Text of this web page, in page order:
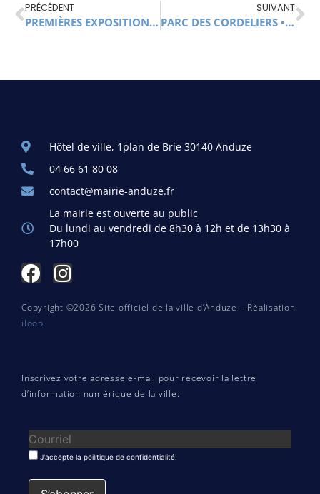
PRÉCÉDENT
PREMIÈRES EXPOSITIONS DE LA SAISON • SALLE UGOLIN
SUIVANT
PARC DES CORDELIERS • DES ARBRES MENAÇANT LA SÉCURITÉ DES PROMENEURS ONT DU ÊTRE ABATTUS
Hôtel de ville, 1plan de Brie 30140 Anduze
04 66 61 80 08
contact@mairie-anduze.fr
La mairie est ouverte au public
Du lundi au vendredi de 8h30 à 12h et de 13h30 à
17h00
Copyright ©2026 Site officiel de la ville d’Anduze – Réalisation
iloop
Inscrivez votre adresse e-mail pour recevoir la lettre
d’information numérique de la ville.
J'accepte la poilitique de confidentialité.